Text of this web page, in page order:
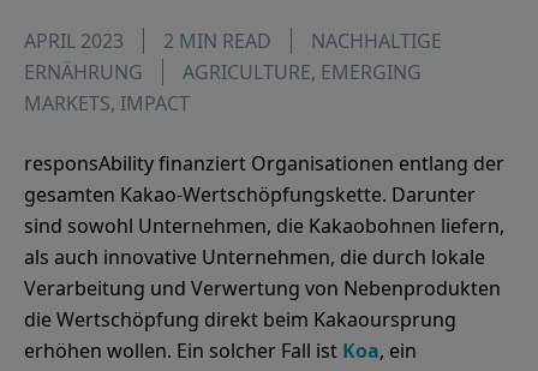
APRIL 2023 2 MIN READ
NACHHALTIGE
ERNÄHRUNG
AGRICULTURE, EMERGING
MARKETS, IMPACT
responsAbility finanziert Organisationen entlang der
gesamten Kakao-Wertschöpfungskette. Darunter
sind sowohl Unternehmen, die Kakaobohnen liefern,
als auch innovative Unternehmen, die durch lokale
Verarbeitung und Verwertung von Nebenprodukten
die Wertschöpfung direkt beim Kakaoursprung
erhöhen wollen. Ein solcher Fall ist Koa, ein